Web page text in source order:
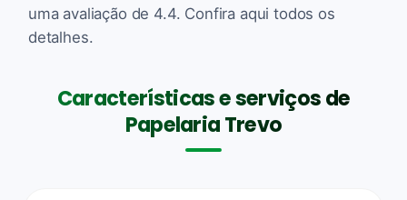
uma avaliação de 4.4. Confira aqui todos os
detalhes.
Características e serviços de
Papelaria Trevo